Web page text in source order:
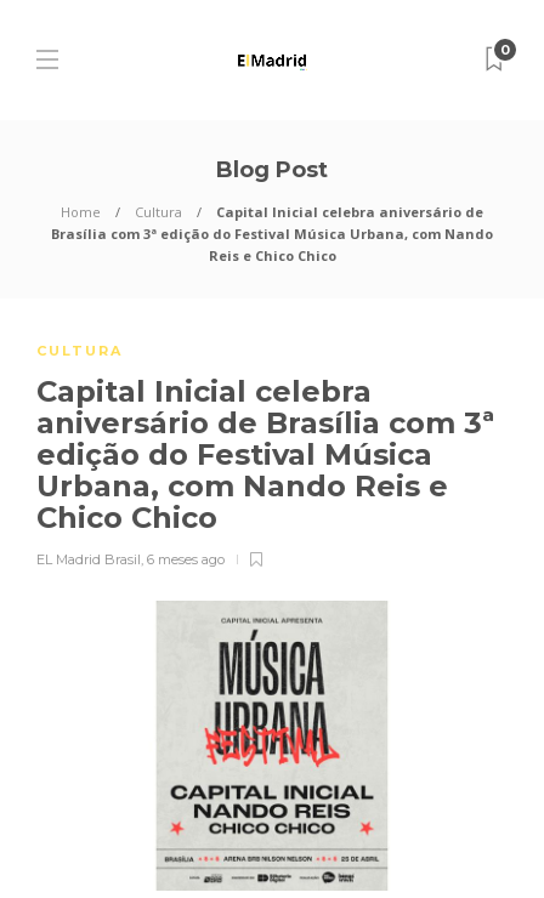
0
Blog Post
Home Cultura
Capital Inicial celebra aniversário de
Brasília com 3ª edição do Festival Música Urbana, com Nando
Reis e Chico Chico
CULTURA
Capital Inicial celebra
aniversário de Brasília com 3ª
edição do Festival Música
Urbana, com Nando Reis e
Chico Chico
EL Madrid Brasil, 6 meses ago